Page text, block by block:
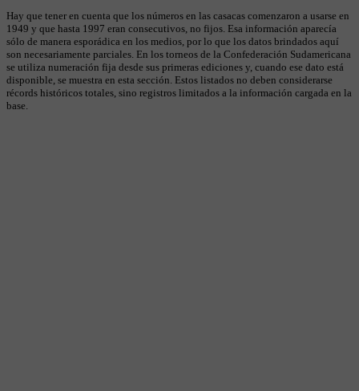
Hay que tener en cuenta que los números en las casacas comenzaron a usarse en
1949 y que hasta 1997 eran consecutivos, no fijos. Esa información aparecía
sólo de manera esporádica en los medios, por lo que los datos brindados aquí
son necesariamente parciales. En los torneos de la Confederación Sudamericana
se utiliza numeración fija desde sus primeras ediciones y, cuando ese dato está
disponible, se muestra en esta sección. Estos listados no deben considerarse
récords históricos totales, sino registros limitados a la información cargada en la
base.